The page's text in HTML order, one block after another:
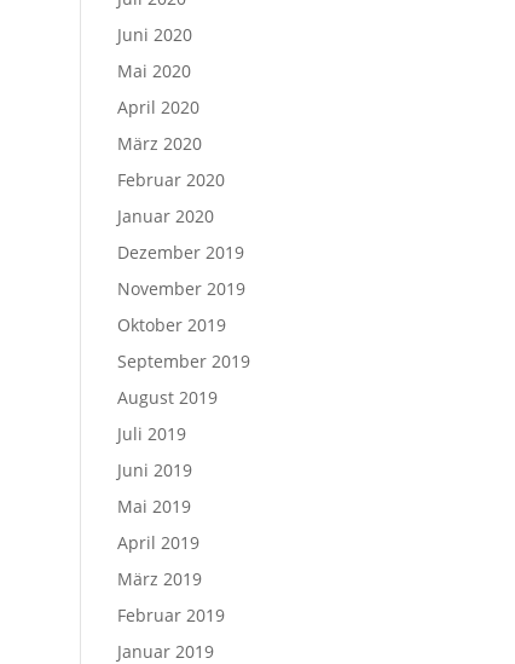
Juni 2020
Mai 2020
April 2020
März 2020
Februar 2020
Januar 2020
Dezember 2019
November 2019
Oktober 2019
September 2019
August 2019
Juli 2019
Juni 2019
Mai 2019
April 2019
März 2019
Februar 2019
Januar 2019